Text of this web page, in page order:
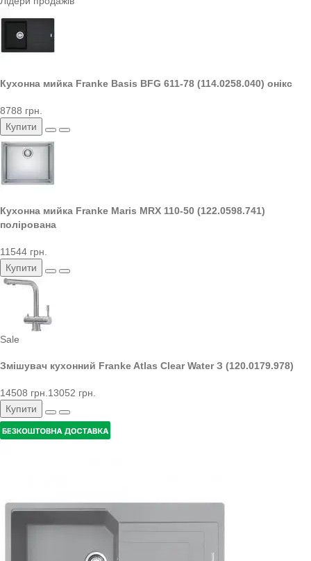
Кухонна мийка Franke Basis BFG 611-78 (114.0258.040) онікс
8788 грн.
Купити
Кухонна мийка Franke Maris MRX 110-50 (122.0598.741)
полірована
11544 грн.
Купити
Sale
Змішувач кухонний Franke Atlas Clear Water З (120.0179.978)
14508 грн. 13052 грн.
Купити